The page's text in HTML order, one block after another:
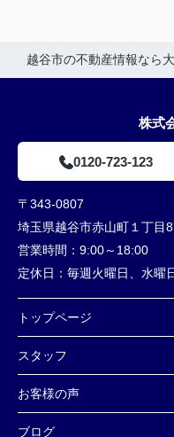
越谷市の不動産情報なら
株式
0120-723-123
〒343-0807
埼玉県越谷市赤山町１丁目
営業時間： 9:00～18:00
定休日： 毎週火曜日、水曜
トップページ
スタッフ
お客様の声
ブログ